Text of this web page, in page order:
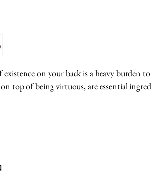
existence on your back is a heavy burden to
top of being virtuous, are essential